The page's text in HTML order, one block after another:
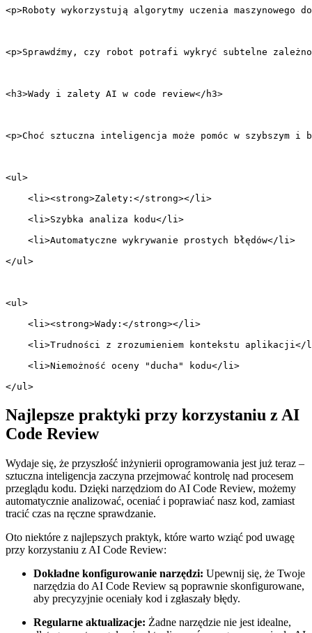
<p>Roboty wykorzystują algorytmy uczenia
<p>Sprawdźmy, czy robot potrafi wykryć subtelne
<h3>Wady i zalety AI w code review</h3>
<p>Choć sztuczna inteligencja może pomóc w
<ul>
    <li><strong>Zalety:</strong></li>
    <li>Szybka analiza kodu</li>
    <li>Automatyczne wykrywanie prostych błędów</li>
</ul>
<ul>
    <li><strong>Wady:</strong></li>
<li>Trudności z zrozumieniem kontekstu aplikacji</
    <li>Niemożność oceny "ducha" kodu</li>
</ul>
Najlepsze praktyki ⁣przy korzystaniu z⁤ AI
Code Review
Wydaje się, że przyszłość inżynierii oprogramowania jest już​ teraz⁣ –
sztuczna inteligencja⁢ zaczyna przejmować kontrolę nad procesem
przeglądu kodu. Dzięki narzędziom do AI Code Review, możemy
automatycznie analizować, oceniać i poprawiać nasz kod, zamiast
tracić czas na ręczne sprawdzanie.
Oto niektóre z najlepszych praktyk, które⁢ warto wziąć pod uwagę
⁢przy ‌korzystaniu z AI Code Review:
Dokładne konfigurowanie narzędzi: Upewnij‌ się, że Twoje
narzędzia do AI Code ​Review są poprawnie skonfigurowane,
aby precyzyjnie oceniały kod i zgłaszały błędy.
Regularne aktualizacje: Żadne ‍narzędzie nie jest idealne,